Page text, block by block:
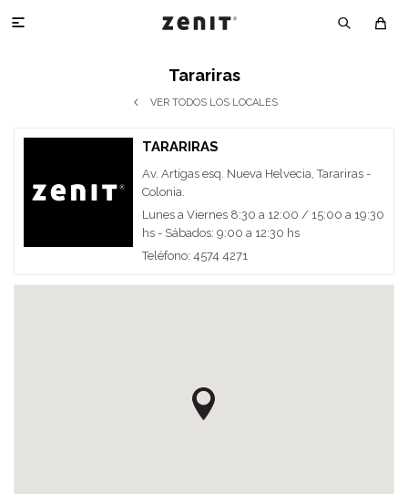

Tarariras
VER TODOS LOS LOCALES
TARARIRAS
Av. Artigas esq. Nueva Helvecia, Tarariras -
Colonia.
Lunes a Viernes 8:30 a 12:00 / 15:00 a 19:30
hs - Sábados: 9:00 a 12:30 hs
Teléfono: 4574 4271